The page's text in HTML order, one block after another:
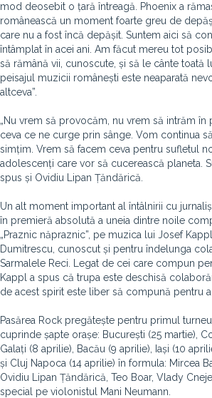
mod deosebit o țară întreagă. Phoenix a
românească un moment foarte greu de
care nu a fost încă depășit. Suntem aici să
întâmplat în acei ani. Am făcut mereu tot
să rămână vii, cunoscute, și să le cânte toată
peisajul muzicii românești este neaparată
altceva”.
„Nu vrem să provocăm, nu vrem să intrăm în
ceva ce ne curge prin sânge. Vom continua
simțim. Vrem să facem ceva pentru sufletul
adolescenți care vor să cucerească planeta.
spus și Ovidiu Lipan Țăndărică.
Un alt moment important al întâlnirii cu
în premieră absolută a uneia dintre noile
„Praznic năpraznic”, pe muzica lui Josef
Dumitrescu, cunoscut și pentru îndelunga
Sarmalele Reci. Legat de cei care compun
Kappl a spus că trupa este deschisă
de acest spirit este liber să compună pentru
Pasărea Rock pregătește pentru primul
cuprinde șapte orașe: București (25 martie),
Galați (8 aprilie), Bacău (9 aprilie), Iași (10
și Cluj Napoca (14 aprilie) în formula: Mircea
Ovidiu Lipan Țăndărică, Teo Boar, Vlady
special pe violonistul Mani Neumann.